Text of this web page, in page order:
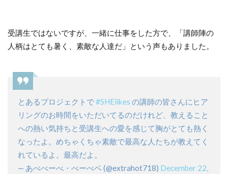
受講生ではないですが、一緒に仕事をした方で、「講師陣の
人柄はとても暑く、素敵な人達だ」という声もありました。
とあるプロジェクトで#SHElikes の講師の皆さんにヒア
リングのお時間をいただいてるのだけれど、教えること
への熱い気持ちと受講生への愛を感じて胸がとても熱く
なったよ。めちゃくちゃ素敵で最高な人たちが教えてく
れているよ。最高だよ。
— あべべーべ・べーべベ (@extrahot718) December 22,